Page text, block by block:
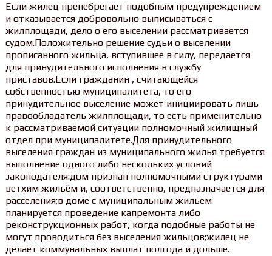
Если жилец пренебрегает подобным предупреждением
и отказывается добровольно выписываться с
жилплощади, дело о его выселении рассматривается
судом.Положительно решение судьи о выселении
прописанного жильца, вступившее в силу, передается
для принудительного исполнения в службу
приставов.Если гражданин , считающейся
собственностью муниципалитета, то его
принудительное выселение может инициировать лишь
правообладатель жилплощади, то есть применительно
к рассматриваемой ситуации полномочный жилищный
отдел при муниципалитете.Для принудительного
выселения граждан из муниципального жилья требуется
выполнение одного либо нескольких условий
законодателя:дом признан полномочными структурами
ветхим жильём и, соответственно, предназначается для
расселения;в доме с муниципальным жильем
планируется проведение капремонта либо
реконструкционных работ, когда подобные работы не
могут проводиться без выселения жильцов;жилец не
делает коммунальных выплат полгода и дольше.